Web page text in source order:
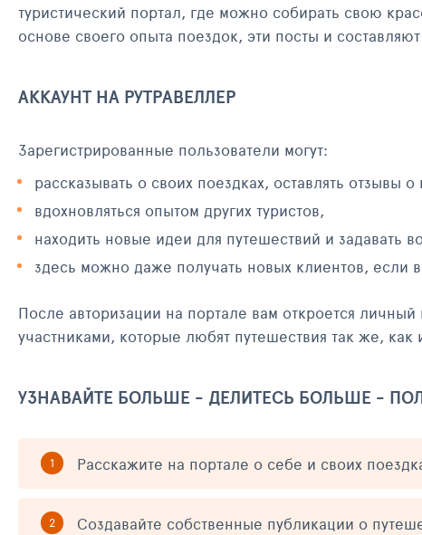
туристический портал, где можно собирать свою
основе своего опыта поездок, эти посты и
АККАУНТ НА РУТРАВЕЛЛЕР
Зарегистрированные пользователи могут:
рассказывать о своих поездках, оставлять отзывы
вдохновляться опытом других туристов,
находить новые идеи для путешествий и задавать
здесь можно даже получать новых клиентов, если
После авторизации на портале вам откроется
участниками, которые любят путешествия так же, как
УЗНАВАЙТЕ БОЛЬШЕ - ДЕЛИТЕСЬ БОЛЬШЕ -
Расскажите на портале о себе и своих
Создавайте собственные публикации о